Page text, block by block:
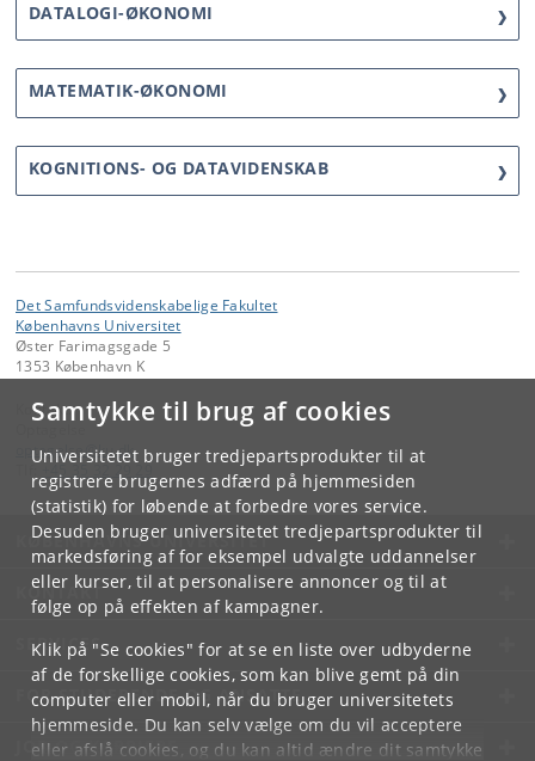
Samtykke til brug af cookies
Universitetet bruger tredjepartsprodukter til at
registrere brugernes adfærd på hjemmesiden
(statistik) for løbende at forbedre vores service.
Desuden bruger universitetet tredjepartsprodukter til
markedsføring af for eksempel udvalgte uddannelser
eller kurser, til at personalisere annoncer og til at
følge op på effekten af kampagner.
Klik på "Se cookies" for at se en liste over udbyderne
af de forskellige cookies, som kan blive gemt på din
computer eller mobil, når du bruger universitetets
hjemmeside. Du kan selv vælge om du vil acceptere
eller afslå cookies, og du kan altid ændre dit samtykke
DATALOGI-ØKONOMI
MATEMATIK-ØKONOMI
KOGNITIONS- OG DATAVIDENSKAB
Det Samfundsvidenskabelige Fakultet
Københavns Universitet
Øster Farimagsgade 5
1353 København K
Kontakt:
optagelse@ku.dk
+45 35 32 29 29
KØBENHAVNS UNIVERSITET
KONTAKT
SERVICES
FOR STUDERENDE OG ANSATTE
JOB OG KARRIERE